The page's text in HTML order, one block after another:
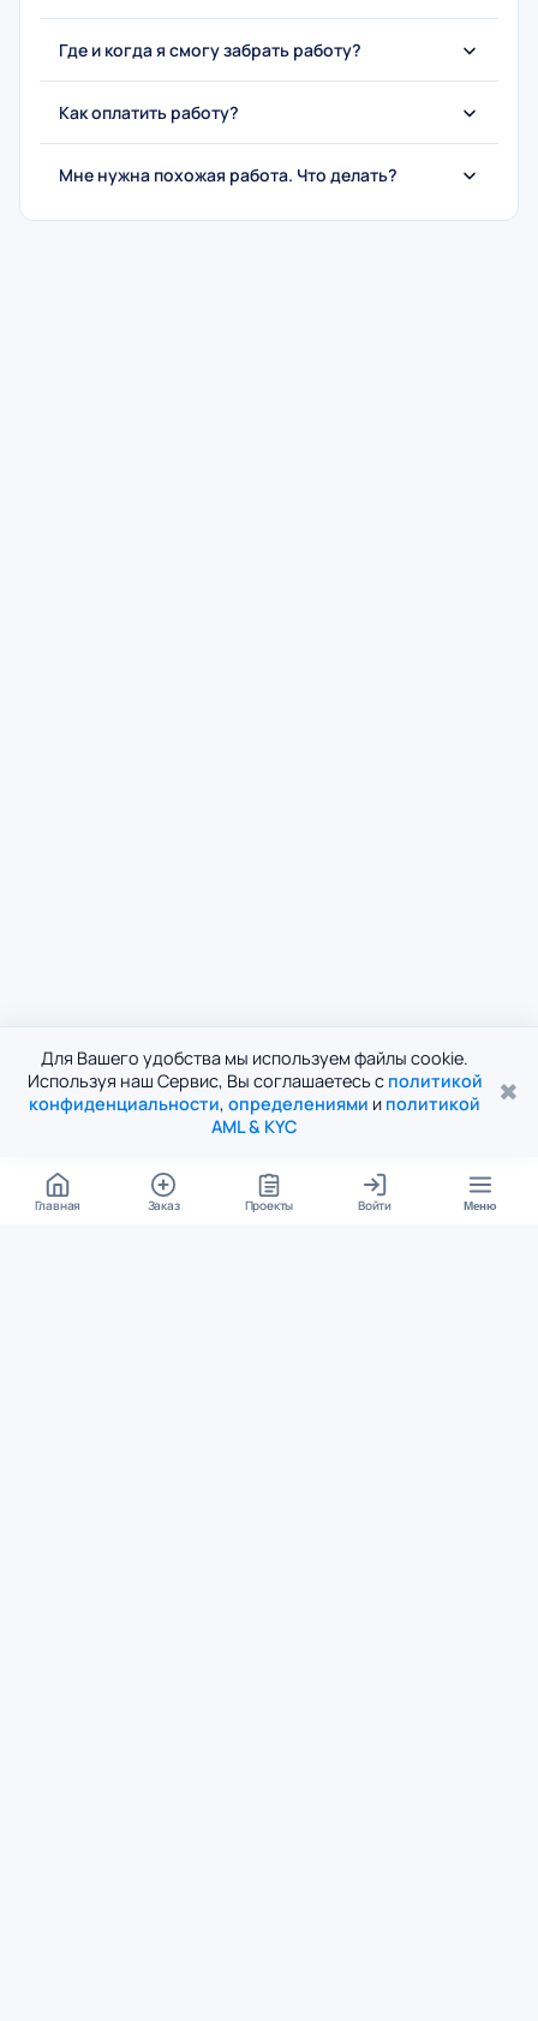
Для Вашего удобства мы используем файлы cookie.
Используя наш Сервис, Вы соглашаетесь с политикой
конфиденциальности, определениями и политикой
AML & KYC
✖
Главная Заказ Проекты Войти Меню
Где и когда я смогу забрать работу?
Как оплатить работу?
Мне нужна похожая работа. Что делать?